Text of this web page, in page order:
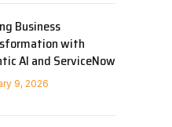
Business
with
AI and ServiceNow
9, 2026